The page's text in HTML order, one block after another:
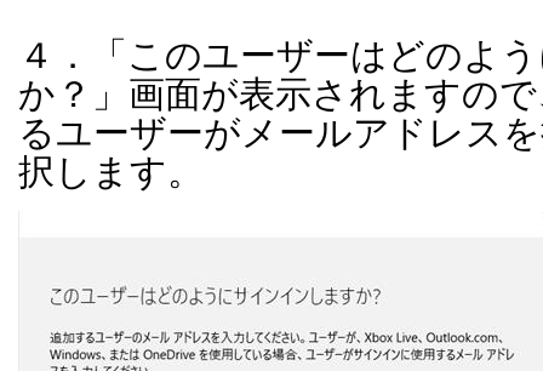
４．「このユーザーはどのよ
か？」画面が表示されますの
るユーザーがメールアドレス
択します。